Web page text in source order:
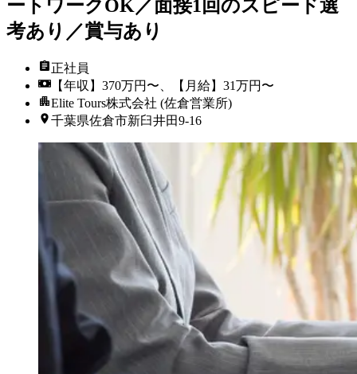
ートワークOK／面接1回のスピード選
考あり／賞与あり
正社員
【年収】370万円〜、【月給】31万円〜
Elite Tours株式会社 (佐倉営業所)
千葉県佐倉市新臼井田9-16